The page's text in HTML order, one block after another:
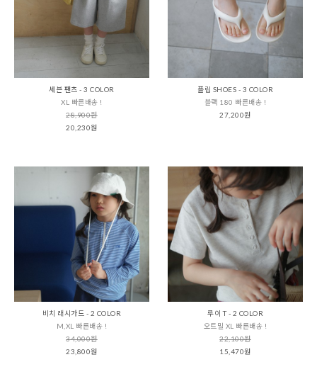
세븐 팬츠 - 3 COLOR
XL 빠른배송 !
28,900원
20,230원
플립 SHOES - 3 COLOR
블랙 180 빠른배송 !
27,200원
비치 래시가드 - 2 COLOR
M,XL 빠른배송 !
34,000원
23,800원
루이 T - 2 COLOR
오트밀 XL 빠른배송 !
22,100원
15,470원